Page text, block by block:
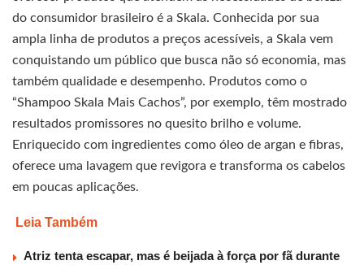
do consumidor brasileiro é a Skala. Conhecida por sua
ampla linha de produtos a preços acessíveis, a Skala vem
conquistando um público que busca não só economia, mas
também qualidade e desempenho. Produtos como o
“Shampoo Skala Mais Cachos”, por exemplo, têm mostrado
resultados promissores no quesito brilho e volume.
Enriquecido com ingredientes como óleo de argan e fibras,
oferece uma lavagem que revigora e transforma os cabelos
em poucas aplicações.
Leia Também
Atriz tenta escapar, mas é beijada à força por fã durante